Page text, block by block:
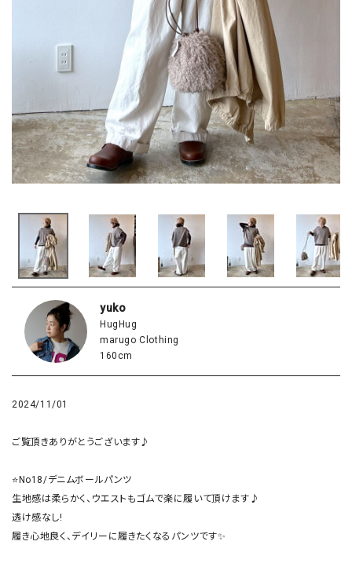
yuko
HugHug
marugo Clothing
160cm
2024/11/01
ご覧頂きありがとうございます♪
⭐️No18/デニムボールパンツ
生地感は柔らかく、ウエストもゴムで楽に履いて頂けます♪
透け感なし!
履き心地良く、デイリーに履きたくなるパンツです✨